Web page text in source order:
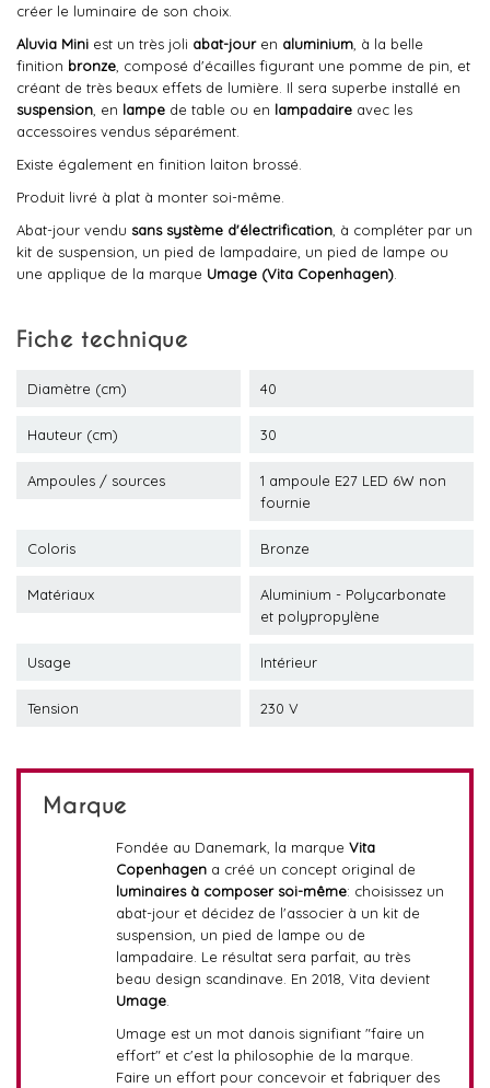
créer le luminaire de son choix.
Aluvia Mini est un très joli abat-jouren aluminium , à la belle
finition bronze , composé d'écailles figurant une pomme de pin, et
créant de très beaux effets de lumière. Il sera superbe installé en
suspension , en lampe de table ou en lampadaire avec les
accessoires vendus séparément.
Existe également en finition laiton brossé.
Produit livré à plat à monter soi-même.
Abat-jour vendu sans système d'électrification , à compléter par un
kit de suspension, un pied de lampadaire, un pied de lampe ou
une applique de la marque Umage (Vita Copenhagen)
Fiche technique
Diamètre (cm) 40
Hauteur (cm) 30
Ampoules / sources
1 ampoule E27 LED 6W non
fournie
Coloris Bronze
Matériaux
Aluminium - Polycarbonate
et polypropylène
Usage Intérieur
Tension 230 V
Marque
Fondée au Danemark, la marque Vita
Copenhagena créé un concept original de
luminaires à composer soi-même: choisissez un
abat-jour et décidez de l'associer à un kit de
suspension, un pied de lampe ou de
lampadaire. Le résultat sera parfait, au très
beau design scandinave. En 2018, Vita devient
Umage.
Umage est un mot danois signifiant "faire un
effort" et c'est la philosophie de la marque.
Faire un effort pour concevoir et fabriquer des